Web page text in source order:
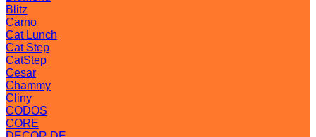
Blitz
Carno
Cat Lunch
Cat Step
CatStep
Cesar
Chammy
Cliny
CODOS
CORE